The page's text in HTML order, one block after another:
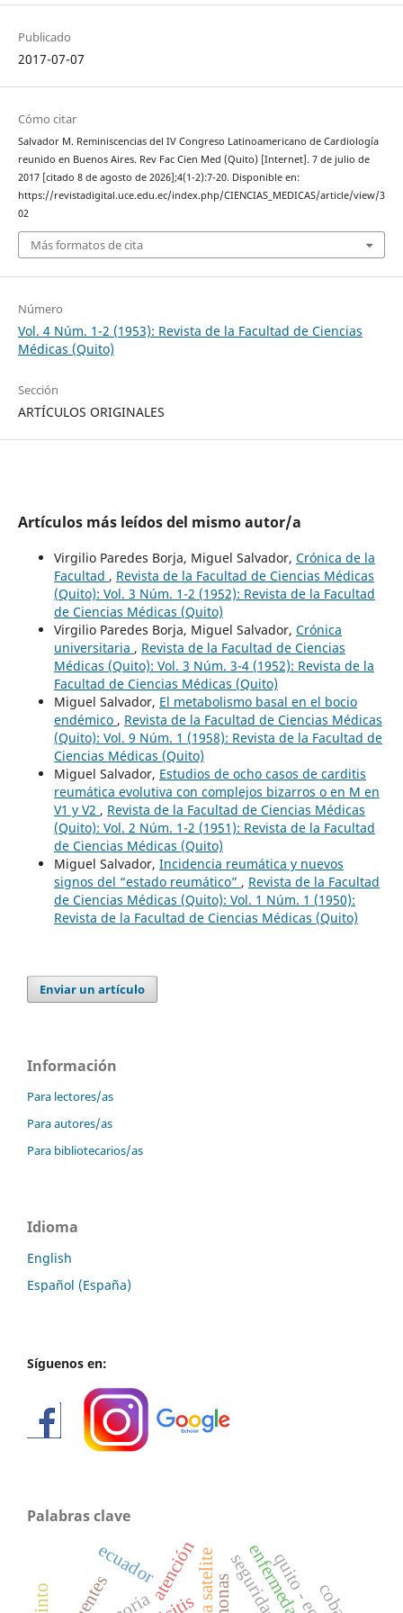
Publicado
2017-07-07
Cómo citar
Salvador M. Reminiscencias del IV Congreso Latinoamericano de Cardiología
reunido en Buenos Aires. Rev Fac Cien Med (Quito) [Internet]. 7 de julio de
2017 [citado 8 de agosto de 2026];4(1-2):7-20. Disponible en:
https://revistadigital.uce.edu.ec/index.php/CIENCIAS_MEDICAS/article/view/3
02
Más formatos de cita
Número
Vol. 4 Núm. 1-2 (1953): Revista de la Facultad de Ciencias
Médicas (Quito)
Sección
ARTÍCULOS ORIGINALES
Artículos más leídos del mismo autor/a
Virgilio Paredes Borja, Miguel Salvador, Crónica de la
Facultad , Revista de la Facultad de Ciencias Médicas
(Quito): Vol. 3 Núm. 1-2 (1952): Revista de la Facultad
de Ciencias Médicas (Quito)
Virgilio Paredes Borja, Miguel Salvador, Crónica
universitaria , Revista de la Facultad de Ciencias
Médicas (Quito): Vol. 3 Núm. 3-4 (1952): Revista de la
Facultad de Ciencias Médicas (Quito)
Miguel Salvador, El metabolismo basal en el bocio
endémico , Revista de la Facultad de Ciencias Médicas
(Quito): Vol. 9 Núm. 1 (1958): Revista de la Facultad de
Ciencias Médicas (Quito)
Miguel Salvador, Estudios de ocho casos de carditis
reumática evolutiva con complejos bizarros o en M en
V1 y V2 , Revista de la Facultad de Ciencias Médicas
(Quito): Vol. 2 Núm. 1-2 (1951): Revista de la Facultad
de Ciencias Médicas (Quito)
Miguel Salvador, Incidencia reumática y nuevos
signos del “estado reumático” , Revista de la Facultad
de Ciencias Médicas (Quito): Vol. 1 Núm. 1 (1950):
Revista de la Facultad de Ciencias Médicas (Quito)
Enviar un artículo
Información
Para lectores/as
Para autores/as
Para bibliotecarios/as
Idioma
English
Español (España)
Síguenos en:
Palabras clave
atención seguridad
ecuador